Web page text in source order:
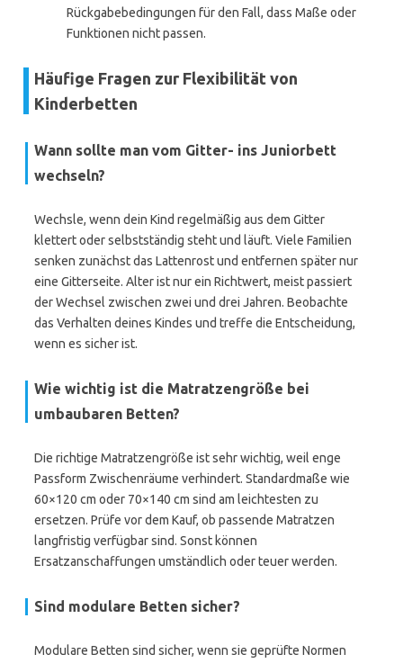
Rückgabebedingungen für den Fall, dass Maße oder
Funktionen nicht passen.
Häufige Fragen zur Flexibilität von
Kinderbetten
Wann sollte man vom Gitter- ins Juniorbett
wechseln?
Wechsle, wenn dein Kind regelmäßig aus dem Gitter
klettert oder selbstständig steht und läuft. Viele Familien
senken zunächst das Lattenrost und entfernen später nur
eine Gitterseite. Alter ist nur ein Richtwert, meist passiert
der Wechsel zwischen zwei und drei Jahren. Beobachte
das Verhalten deines Kindes und treffe die Entscheidung,
wenn es sicher ist.
Wie wichtig ist die Matratzengröße bei
umbaubaren Betten?
Die richtige Matratzengröße ist sehr wichtig, weil enge
Passform Zwischenräume verhindert. Standardmaße wie
60×120 cm oder 70×140 cm sind am leichtesten zu
ersetzen. Prüfe vor dem Kauf, ob passende Matratzen
langfristig verfügbar sind. Sonst können
Ersatzanschaffungen umständlich oder teuer werden.
Sind modulare Betten sicher?
Modulare Betten sind sicher, wenn sie geprüfte Normen